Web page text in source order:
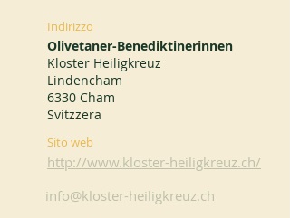
Indirizzo
Olivetaner-Benediktinerinnen
Kloster Heiligkreuz
Lindencham
6330 Cham
Svitzzera
Sito web
http://www.kloster-heiligkreuz.ch/
info@kloster-heiligkreuz.ch